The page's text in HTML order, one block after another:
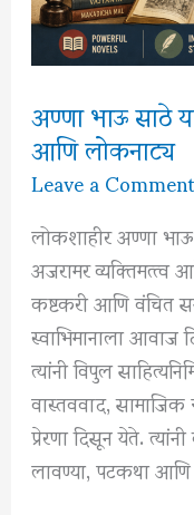
आणि
स्वाभिमानाचा
संदेश
अण्णा भाऊ साठे
आणि लोकनाट्य
Leave a Comment
लोकशाहीर अण्णा
अजरामर
कष्टकरी आणि वंचित
स्वाभिमानाला
त्यांनी विपुल
वास्तववाद, सामाजिक
प्रेरणा दिसून येते.
लावण्या, पटकथा